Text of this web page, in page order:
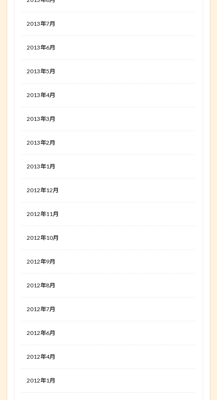
2013年7月
2013年6月
2013年5月
2013年4月
2013年3月
2013年2月
2013年1月
2012年12月
2012年11月
2012年10月
2012年9月
2012年8月
2012年7月
2012年6月
2012年4月
2012年1月